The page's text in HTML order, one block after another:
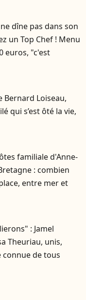
dîne pas dans son
un Top Chef ! Menu
euros, "c'est
Loiseau,
qui s’est ôté la vie,
familiale d'Anne-
: combien
entre mer et
: Jamel
Theuriau, unis,
de tous